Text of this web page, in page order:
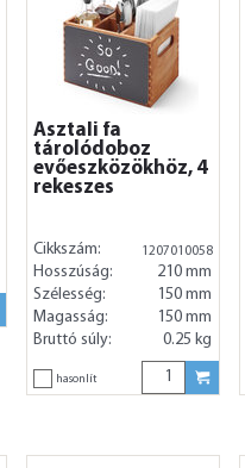
Asztali fa
tárolódoboz
evőeszközökhöz, 4
rekeszes
Cikkszám: 1207010058
Hosszúság:
210 mm
Szélesség:
150 mm
Magasság:
150 mm
Bruttó súly:
0.25 kg
hasonlít